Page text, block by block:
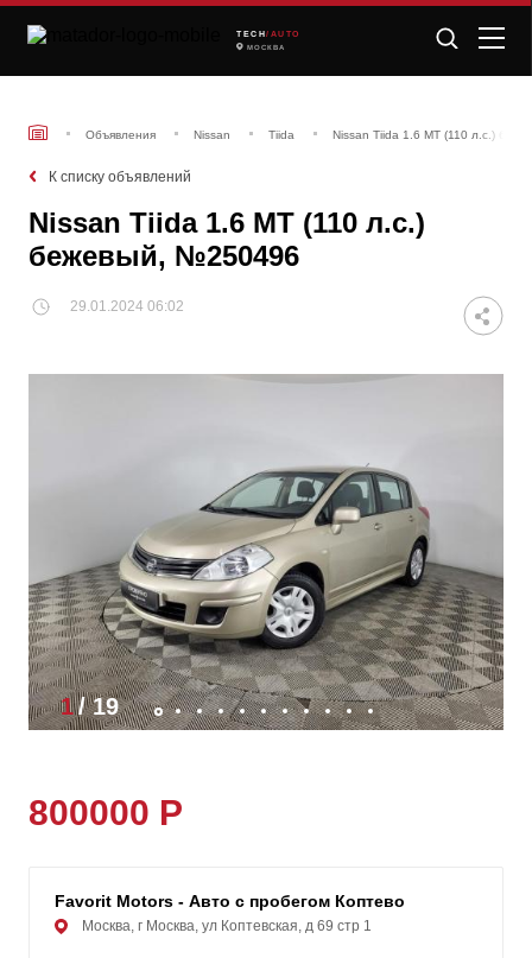
TECH /AUTO
МОСКВА
Объявления Nissan Tiida Nissan Tiida 1.6 MT (110 л.с.)
К списку объявлений
Nissan Tiida 1.6 MT (110 л.с.)
бежевый, №250496
29.01.2024 06:02
1/19
800000 Р
Favorit Motors - Авто с пробегом Коптевo
Москва, г Москва, ул Коптевская, д 69 стр 1